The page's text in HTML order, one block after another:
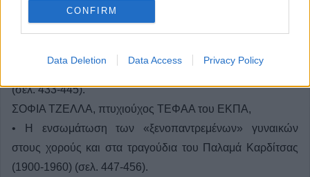
CONFIRM
Data Deletion Data Access Privacy Policy
ΛΑΜΠΡΙΝΗ ΤΑΣΙΟΥΛΗ, μεταπτυχιακή φοιτήτρια
λαογραφίας ΕΚΠΑ,
(σελ. 433-445).
ΣΟΦΙΑ ΤΖΕΛΛΑ, πτυχιούχος ΤΕΦΑΑ του ΕΚΠΑ,
• Η ενσωμάτωση των «ξενοπαντρεμένων» γυναικών
στους χορούς και στα τραγούδια του Παλαμά Καρδίτσας
(1900-1960) (σελ. 447-456).